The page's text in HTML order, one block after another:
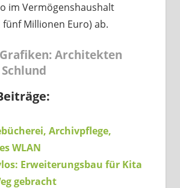
im Vermögenshaushalt
Millionen Euro) ab.
Architekten
Archivpflege,
WLAN
Erweiterungsbau für Kita
gebracht